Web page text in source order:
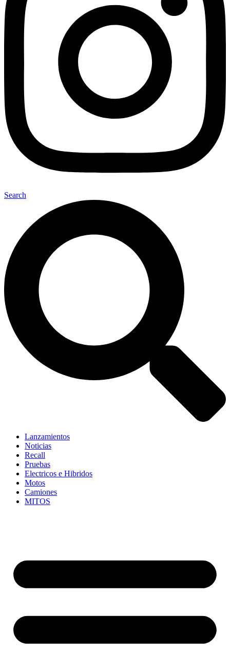
Search
Lanzamientos
Noticias
Recall
Pruebas
Electricos e Hibridos
Motos
Camiones
MITOS